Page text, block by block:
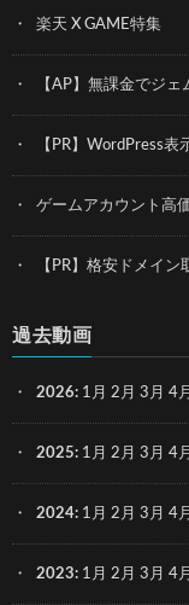
楽天 X GAME特集
【AP】無課金でジ
【PR】WordPress
ゲームアカウント高
【PR】格安ドメイン
過去動画
2026: 1月 2月 3月 4月
2025: 1月 2月 3月 4月
2024: 1月 2月 3月 4月
2023: 1月 2月 3月 4月